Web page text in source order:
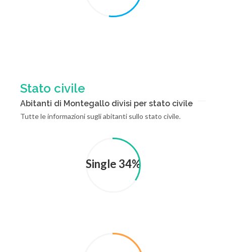
Stato civile
Abitanti di Montegallo divisi per stato civile
Tutte le informazioni sugli abitanti sullo stato civile.
Single 34%